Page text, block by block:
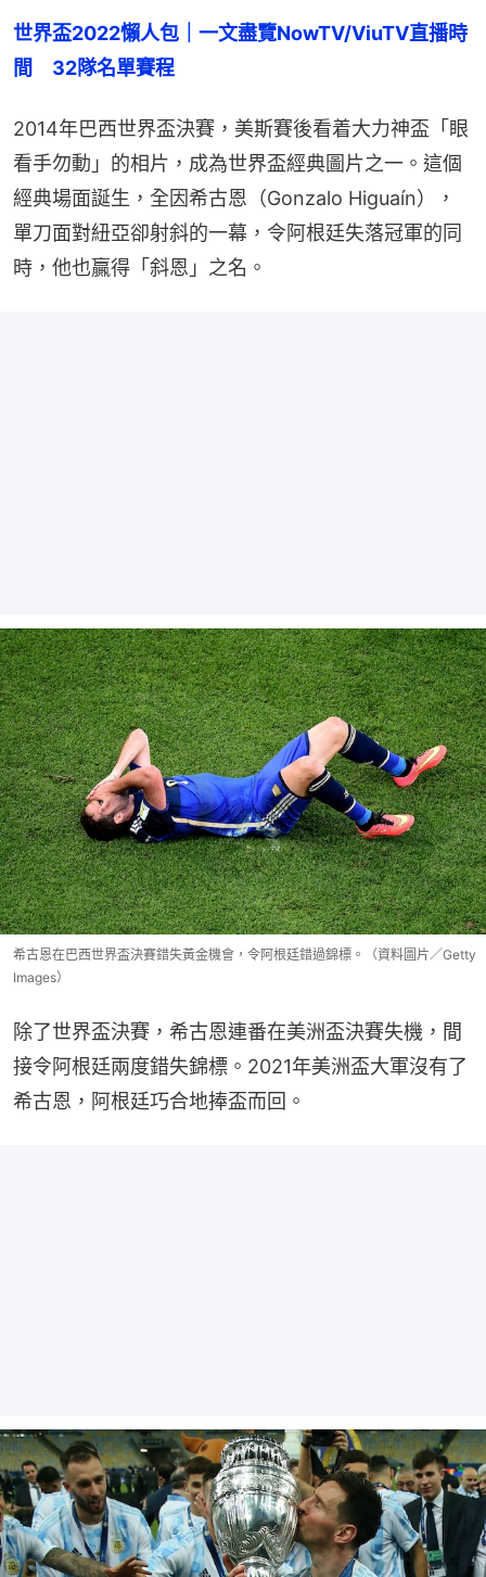
世界盃2022懶人包｜一文盡覽NowTV/ViuTV直播時
間　32隊名單賽程
2014年巴西世界盃決賽，美斯賽後看着大力神盃「眼
看手勿動」的相片，成為世界盃經典圖片之一。這個
經典場面誕生，全因希古恩（Gonzalo Higuaín），
單刀面對紐亞卻射斜的一幕，令阿根廷失落冠軍的同
時，他也贏得「斜恩」之名。
希古恩在巴西世界盃決賽錯失黃金機會，令阿根廷錯過錦標。（資料圖片／Getty
Images）
除了世界盃決賽，希古恩連番在美洲盃決賽失機，間
接令阿根廷兩度錯失錦標。2021年美洲盃大軍沒有了
希古恩，阿根廷巧合地捧盃而回。